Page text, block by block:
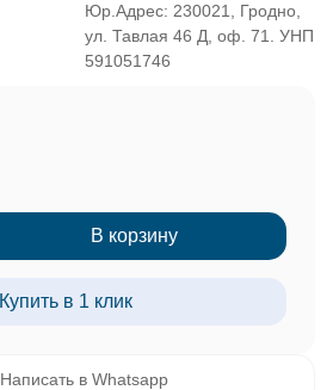
Юр.Адрес: 230021, Гродно,
ул. Тавлая 46 Д, оф. 71. УНП
591051746
В корзину
Купить в 1 клик
Написать в Whatsapp